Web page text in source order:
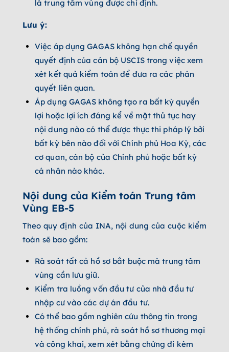
là trung tâm vùng được chỉ định.
Lưu ý:
Việc áp dụng GAGAS không hạn chế quyền
quyết định của cán bộ USCIS trong việc xem
xét kết quả kiểm toán để đưa ra các phán
quyết liên quan.
Áp dụng GAGAS không tạo ra bất kỳ quyền
lợi hoặc lợi ích đáng kể về mặt thủ tục hay
nội dung nào có thể được thực thi pháp lý bởi
bất kỳ bên nào đối với Chính phủ Hoa Kỳ, các
cơ quan, cán bộ của Chính phủ hoặc bất kỳ
cá nhân nào khác.
Nội dung của Kiểm toán Trung tâm
Vùng EB-5
Theo quy định của INA, nội dung của cuộc kiểm
toán sẽ bao gồm:
Rà soát tất cả hồ sơ bắt buộc mà trung tâm
vùng cần lưu giữ.
Kiểm tra luồng vốn đầu tư của nhà đầu tư
nhập cư vào các dự án đầu tư.
Có thể bao gồm nghiên cứu thông tin trong
hệ thống chính phủ, rà soát hồ sơ thương mại
và công khai, xem xét bằng chứng đi kèm